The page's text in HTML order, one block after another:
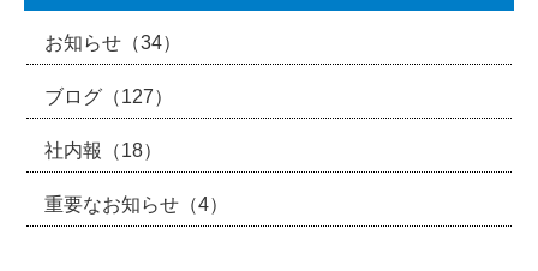
お知らせ （34）
ブログ （127）
社内報 （18）
重要なお知らせ （4）